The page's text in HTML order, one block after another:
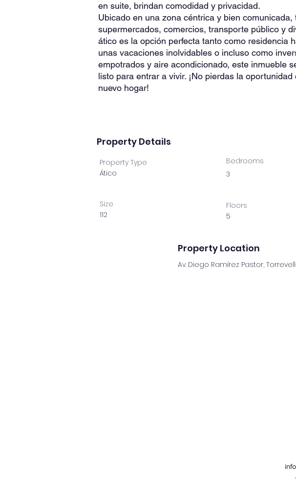
en suite, brindan comodidad y privacidad.
Ubicado en una zona céntrica y bien
supermercados, comercios, transporte público y
ático es la opción perfecta tanto como residencia
unas vacaciones inolvidables o incluso como
empotrados y aire acondicionado, este inmueble
listo para entrar a vivir. ¡No pierdas la
nuevo hogar!
Property Details
Property Type
Ático
Size
112
Bedrooms
3
Floors
5
Property Location
Av. Diego Ramírez Pastor,